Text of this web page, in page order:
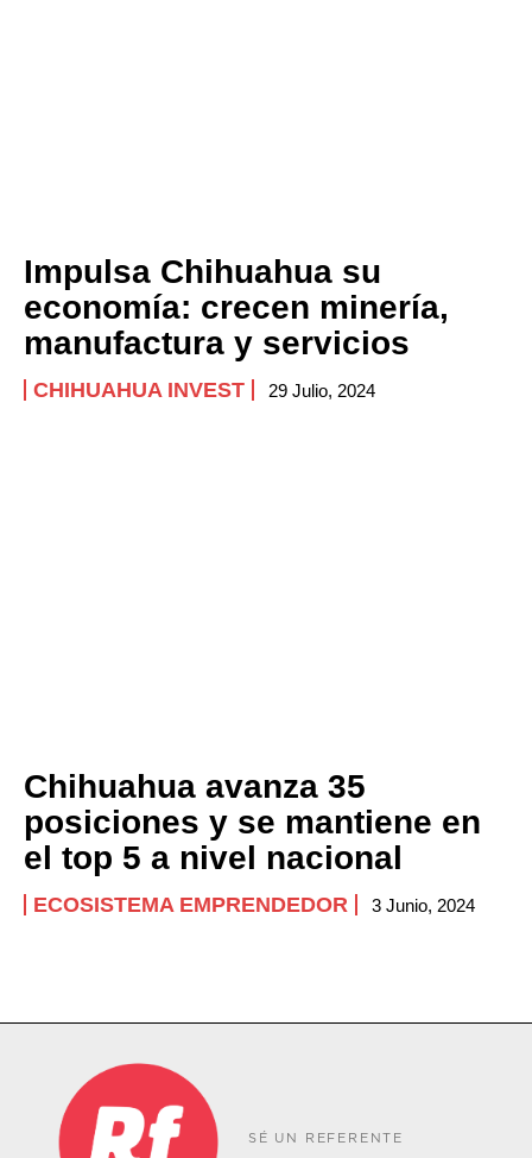
Impulsa Chihuahua su
economía: crecen minería,
manufactura y servicios
CHIHUAHUA INVEST 29 Julio, 2024
Chihuahua avanza 35
posiciones y se mantiene en
el top 5 a nivel nacional
ECOSISTEMA EMPRENDEDOR 3 Junio, 2024
SÉ UN REFERENTE